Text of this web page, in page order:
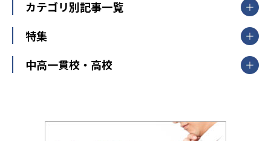
新潟県
中部
愛知県
静岡県
長野県
大阪府
兵庫県 京都府 奈良県
和歌山県
明光義塾
個別教室のトライ
武田塾
オンライン指導
中学受験ランキング
カテゴリ別記事一覧
中学受験
大学受験
教育全般
特集
開成番長直伝！子どもの受験を成功させる方法
運動と遊びを考える
中高一貫校・高校
大学入試改革